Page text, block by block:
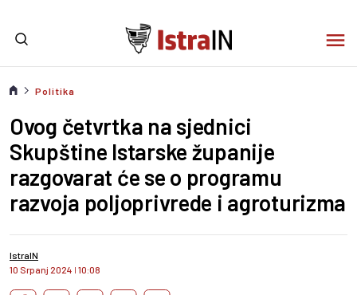
Politika
Ovog četvrtka na sjednici
Skupštine Istarske županije
razgovarat će se o programu
razvoja poljoprivrede i agroturizma
IstraIN
10 Srpanj 2024 I 10:08